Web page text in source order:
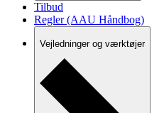
Tilbud
Regler (AAU Håndbog)
Vejledninger og værktøjer